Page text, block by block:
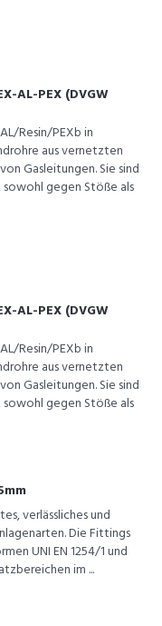
AL-PEX (DVGW
Resin/PEXb in
aus vernetzten
Gasleitungen. Sie sind
gegen Stöße als
AL-PEX (DVGW
Resin/PEXb in
aus vernetzten
Gasleitungen. Sie sind
gegen Stöße als
verlässliches und
Die Fittings
UNI EN 1254/1 und
im ...